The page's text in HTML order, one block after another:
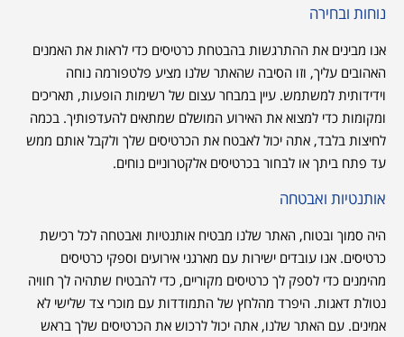
נוחות ובחירה
אנו מבינים את ההתרגשות בהבטחת כרטיסים כדי לראות את האמנים
האהובים עליך, וזו הסיבה שהאתר שלנו מציע פלטפורמה נוחה
וידידותית למשתמש. עיין במבחר עצום של רשימות הופעות, תאריכים
ומקומות כדי למצוא את האירוע המושלם שמתאים להעדפותיך. בכמה
לחיצות בלבד, אתה יכול לאבטח את הכרטיסים שלך ולקבל אותם ממש
עד פתח ביתך או לבחור בכרטיסים אלקטרוניים נוחים.
אותנטיות ואבטחה
היה סמוך ובטוח, האתר שלנו מבטיח אותנטיות ואבטחה לכל רכישת
כרטיסים. אנו עובדים ישירות עם מארגני אירועים וספקי כרטיסים
מהימנים כדי לספק לך כרטיסים מקוריים, כדי להבטיח שתהיה לך חוויה
נטולת דאגות. היפרד מהלחץ של התמודדות עם מוכרי צד שלישי לא
אמינים. עם האתר שלנו, אתה יכול לרכוש את הכרטיסים שלך בראש